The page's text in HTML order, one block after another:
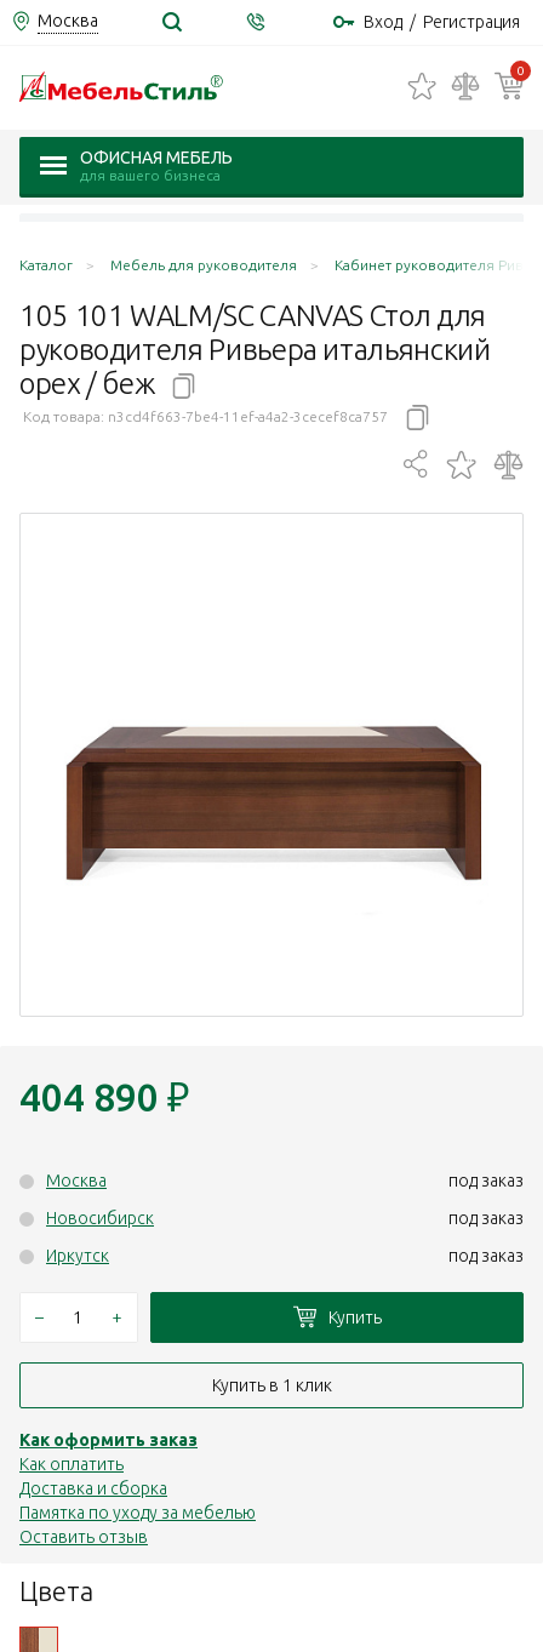
Москва Вход / Регистрация
0
ОФИСНАЯ МЕБЕЛЬ
для вашего бизнеса
Каталог Мебель для руководителя Кабинет руководителя
105 101 WALM/SC CANVAS Стол для
руководителя Ривьера итальянский
орех / беж
Код товара: n3cd4f663-7be4-11ef-a4a2-3cecef8ca757
Цвета
404 890 ₽
Москва
под заказ
Новосибирск
под заказ
Иркутск
под заказ
– + Купить
Купить в 1 клик
Как оформить заказ
Как оплатить
Доставка и сборка
Памятка по уходу за мебелью
Оставить отзыв